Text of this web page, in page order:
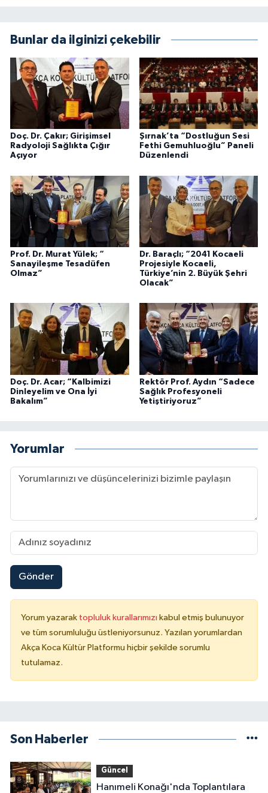
Bunlar da ilginizi çekebilir
Doç. Dr. Çakır; Girişimsel
Radyoloji Sağlıkta Çığır
Açıyor
Şırnak’ta “Dostluğun Sesi
Fethi Gemuhluoğlu” Paneli
Düzenlendi
Prof. Dr. Murat Yülek; “
Sanayileşme Tesadüfen
Olmaz”
Dr. Baraçlı; “2041 Kocaeli
Projesiyle Kocaeli,
Türkiye’nin 2. Büyük Şehri
Olacak”
Doç. Dr. Acar; “Kalbimizi
Dinleyelim ve Ona İyi
Bakalım”
Rektör Prof. Aydın “Sadece
Sağlık Profesyoneli
Yetiştiriyoruz”
Yorumlar
Gönder
Yorum yazarak topluluk kurallarımızı kabul etmiş bulunuyor
ve tüm sorumluluğu üstleniyorsunuz. Yazılan yorumlardan
Akça Koca Kültür Platformu hiçbir şekilde sorumlu
tutulamaz.
Son Haberler
Güncel
Hanımeli Konağı'nda Toplantılara